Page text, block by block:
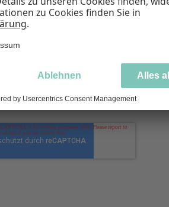
Empfang des ausgewählten
in Empfängerprofilen zum Zwecke
deiner personenbezogenen Daten
unserem Newsletter abmelden und